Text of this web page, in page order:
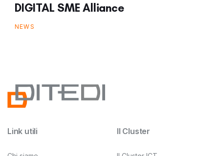
DIGITAL SME Alliance
NEWS
Link utili Il Cluster